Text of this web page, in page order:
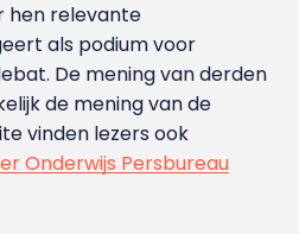
hen relevante
als podium voor
De mening van derden
de mening van de
vinden lezers ook
Onderwijs Persbureau